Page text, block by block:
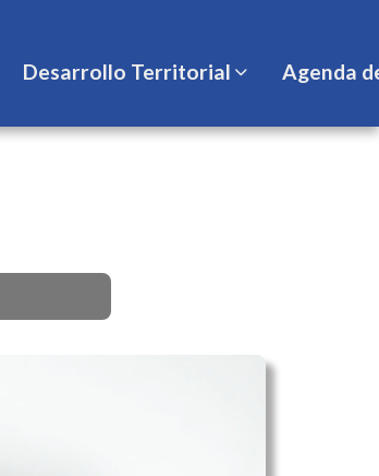
Desarrollo Territorial Agenda